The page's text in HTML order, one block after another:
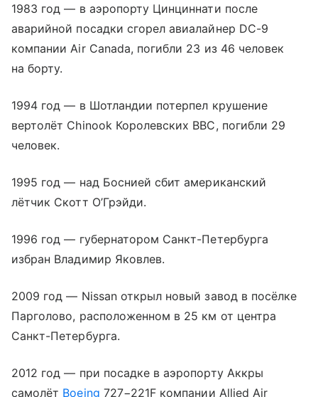
1983 год — в аэропорту Цинциннати после
аварийной посадки сгорел авиалайнер DC-9
компании Air Canada, погибли 23 из 46 человек
на борту.
1994 год — в Шотландии потерпел крушение
вертолёт Chinook Королевских ВВС, погибли 29
человек.
1995 год — над Боснией сбит американский
лётчик Скотт О’Грэйди.
1996 год — губернатором Санкт-Петербурга
избран Владимир Яковлев.
2009 год — Nissan открыл новый завод в посёлке
Парголово, расположенном в 25 км от центра
Санкт-Петербурга.
2012 год — при посадке в аэропорту Аккры
самолёт Boeing 727−221F компании Allied Air